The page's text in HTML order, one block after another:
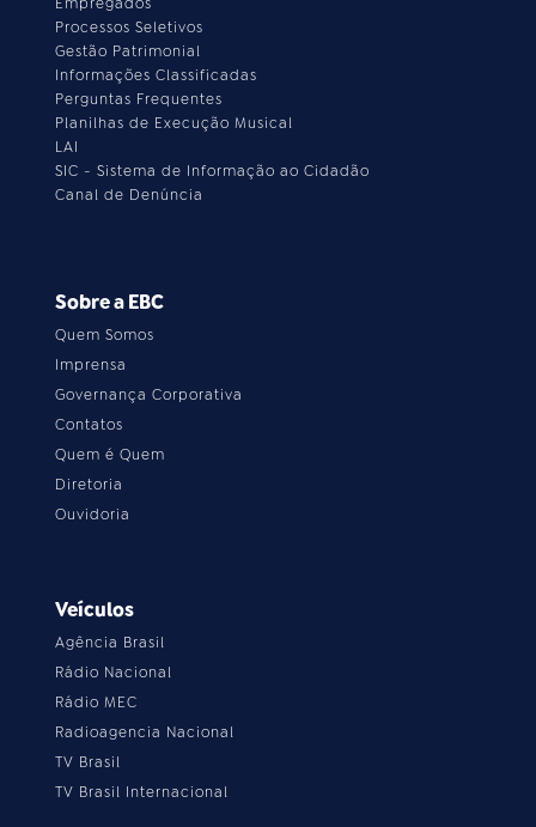
Processos Seletivos
Gestão Patrimonial
Informações Classificadas
Perguntas Frequentes
Planilhas de Execução Musical
LAI
SIC - Sistema de Informação ao Cidadão
Canal de Denúncia
Sobre a EBC
Quem Somos
Imprensa
Governança Corporativa
Contatos
Quem é Quem
Diretoria
Ouvidoria
Veículos
Agência Brasil
Rádio Nacional
Rádio MEC
Radioagencia Nacional
TV Brasil
TV Brasil Internacional